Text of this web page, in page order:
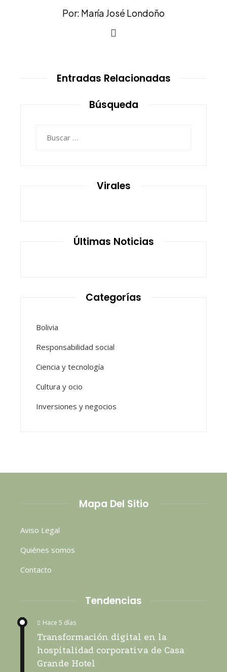
Por: María José Londoño
Entradas Relacionadas
Búsqueda
Virales
Últimas Noticias
Categorías
Bolivia
Responsabilidad social
Ciencia y tecnología
Cultura y ocio
Inversiones y negocios
Mapa Del Sitio
Aviso Legal
Quiénes somos
Contacto
Tendencias
Hace 5 días
Transformación digital en la
hospitalidad corporativa de Casa
Grande Hotel